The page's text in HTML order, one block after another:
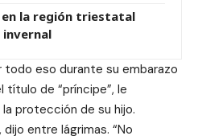
en la región triestatal
todo eso durante su embarazo
título de “príncipe”, le
protección de su hijo.
entre lágrimas. “No